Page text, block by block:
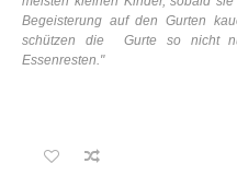
Begeisterung auf den Gurten
schützen die Gurte so nicht
Essenresten."